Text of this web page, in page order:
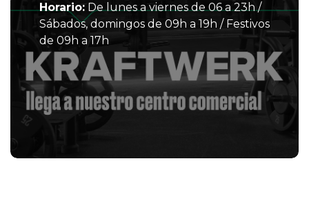
Horario: De lunes a viernes de 06 a 23h /
Sábados, domingos de 09h a 19h / Festivos
de 09h a 17h